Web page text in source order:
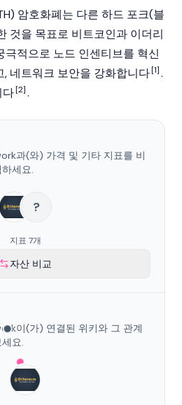
암호화폐는 다른 하드 포크(블
것을 목표로 비트코인과 이더리
극적으로 노드 인센티브를 혁신
, 네트워크 보안을 강화합니다[1].
다[2].
과(와) 가격 및 기타 지표를 비
세요.
?
지표 7개
자산 비교
이(가) 연결된 위키와 그 관계
요.